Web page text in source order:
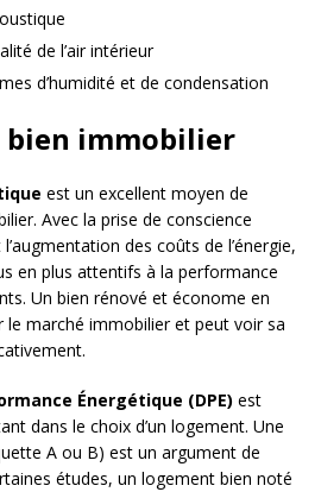
de l’air intérieur
d’humidité et de condensation
bien immobilier
est un excellent moyen de
Avec la prise de conscience
des coûts de l’énergie,
en plus attentifs à la performance
Un bien rénové et économe en
le marché immobilier et peut voir sa
Énergétique (DPE) est
dans le choix d’un logement. Une
A ou B) est un argument de
études, un logement bien noté